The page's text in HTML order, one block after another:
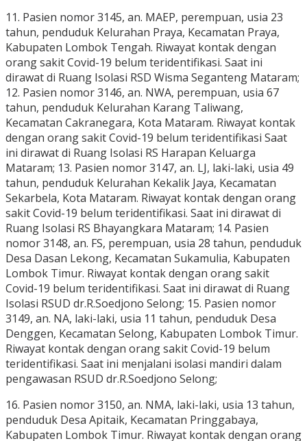
11. Pasien nomor 3145, an. MAEP, perempuan, usia 23
tahun, penduduk Kelurahan Praya, Kecamatan Praya,
Kabupaten Lombok Tengah. Riwayat kontak dengan
orang sakit Covid-19 belum teridentifikasi. Saat ini
dirawat di Ruang Isolasi RSD Wisma Seganteng Mataram;
12. Pasien nomor 3146, an. NWA, perempuan, usia 67
tahun, penduduk Kelurahan Karang Taliwang,
Kecamatan Cakranegara, Kota Mataram. Riwayat kontak
dengan orang sakit Covid-19 belum teridentifikasi Saat
ini dirawat di Ruang Isolasi RS Harapan Keluarga
Mataram; 13. Pasien nomor 3147, an. LJ, laki-laki, usia 49
tahun, penduduk Kelurahan Kekalik Jaya, Kecamatan
Sekarbela, Kota Mataram. Riwayat kontak dengan orang
sakit Covid-19 belum teridentifikasi. Saat ini dirawat di
Ruang Isolasi RS Bhayangkara Mataram; 14. Pasien
nomor 3148, an. FS, perempuan, usia 28 tahun, penduduk
Desa Dasan Lekong, Kecamatan Sukamulia, Kabupaten
Lombok Timur. Riwayat kontak dengan orang sakit
Covid-19 belum teridentifikasi. Saat ini dirawat di Ruang
Isolasi RSUD dr.R.Soedjono Selong; 15. Pasien nomor
3149, an. NA, laki-laki, usia 11 tahun, penduduk Desa
Denggen, Kecamatan Selong, Kabupaten Lombok Timur.
Riwayat kontak dengan orang sakit Covid-19 belum
teridentifikasi. Saat ini menjalani isolasi mandiri dalam
pengawasan RSUD dr.R.Soedjono Selong;
16. Pasien nomor 3150, an. NMA, laki-laki, usia 13 tahun,
penduduk Desa Apitaik, Kecamatan Pringgabaya,
Kabupaten Lombok Timur. Riwayat kontak dengan orang